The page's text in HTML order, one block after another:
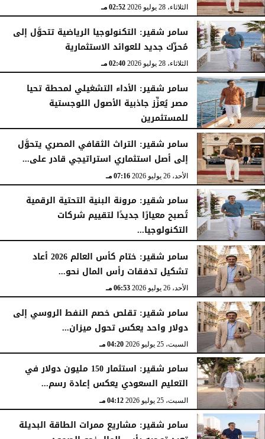
الثلاثاء، 28 يوليو 2026 02:52 مـ
سامر شقير: التكنولوجيا الرياضية تتحوَّل إلى
مُحرِّك جديد للعوائد الاستثمارية
الثلاثاء، 28 يوليو 2026 02:40 مـ
سامر شقير: الأداء التشغيلي لمحطة تحيا
مصر يُعزِّز جاذبية الأصول اللوجستية
للمستثمرين
الأحد، 26 يوليو 2026 07:27 مـ
سامر شقير: التراث الثقافي المصري يتحوَّل
إلى أصل استثماري استراتيجي قادر على...
الأحد، 26 يوليو 2026 07:16 مـ
سامر شقير: مرونة البنية التحتية الرقمية
تُصبح معيارًا جديدًا لتقييم شركات
التكنولوجيا...
الأحد، 26 يوليو 2026 07:03 مـ
سامر شقير: ختام كأس العالم 2026 أعاد
تشكيل تدفقات رأس المال نحو...
الأحد، 26 يوليو 2026 06:53 مـ
سامر شقير: تقلص خصم النفط الروسي إلى
دولار واحد يعكس تحول ميزان...
السبت، 25 يوليو 2026 04:20 مـ
سامر شقير: استثمار 150 مليون دولار في
التعليم السعودي يعكس إعادة رسم...
السبت، 25 يوليو 2026 04:12 مـ
سامر شقير: مشاريع ممرات الطاقة البديلة